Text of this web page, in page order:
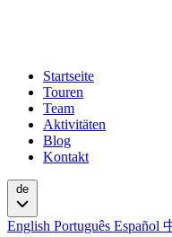
Startseite
Touren
Team
Aktivitäten
Blog
Kontakt
de
English Português Español